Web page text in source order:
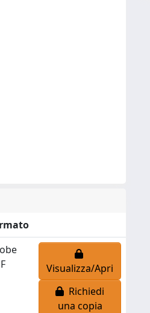
Visualizza/Apri
Richiedi
una copia